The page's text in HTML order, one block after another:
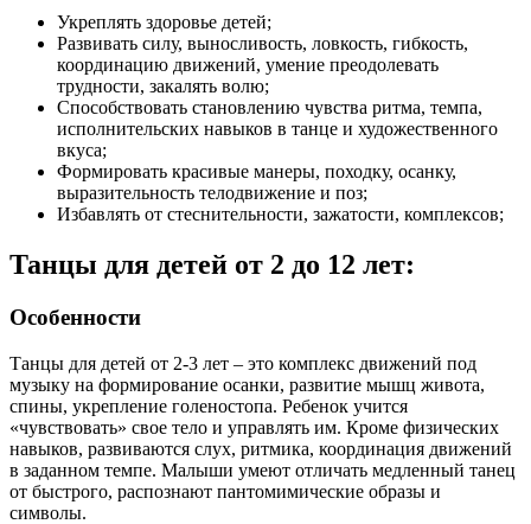
Укреплять здоровье детей;
Развивать силу, выносливость, ловкость, гибкость,
координацию движений, умение преодолевать
трудности, закалять волю;
Способствовать становлению чувства ритма, темпа,
исполнительских навыков в танце и художественного
вкуса;
Формировать красивые манеры, походку, осанку,
выразительность телодвижение и поз;
Избавлять от стеснительности, зажатости, комплексов;
Танцы для детей от 2 до 12 лет:
Особенности
Танцы для детей от 2-3 лет – это комплекс движений под
музыку на формирование осанки, развитие мышц живота,
спины, укрепление голеностопа. Ребенок учится
«чувствовать» свое тело и управлять им. Кроме физических
навыков, развиваются слух, ритмика, координация движений
в заданном темпе. Малыши умеют отличать медленный танец
от быстрого, распознают пантомимические образы и
символы.